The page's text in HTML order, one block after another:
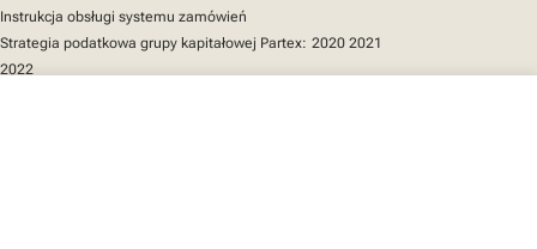
Instrukcja obsługi systemu zamówień
Strategia podatkowa grupy kapitałowej Partex: 2020 2021
2022